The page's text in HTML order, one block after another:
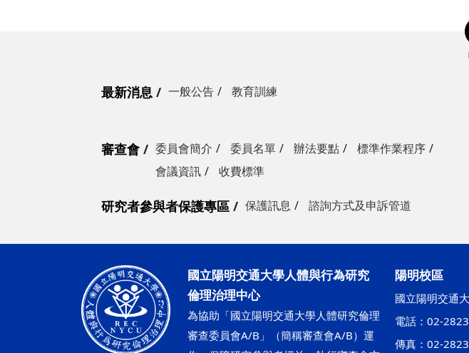
最新消息 一般公告 教育訓練
審查會 委員會簡介 委員名單 辦法要點
標準作業程序
會議資訊
收費標準
研究者參與者保護專區 保護訊息 諮詢方式及申訴管道
國立陽明交通大學人體與行為研究
倫理治理中心
為協助「國立陽明交通大學人體研究倫理
審查委員會A/B」（簡稱審查會A/B）運
陽明校區
國立陽明交通
電話：02-
傳真：02-